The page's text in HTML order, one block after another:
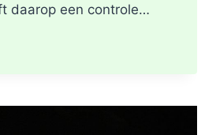
daarop een controle…